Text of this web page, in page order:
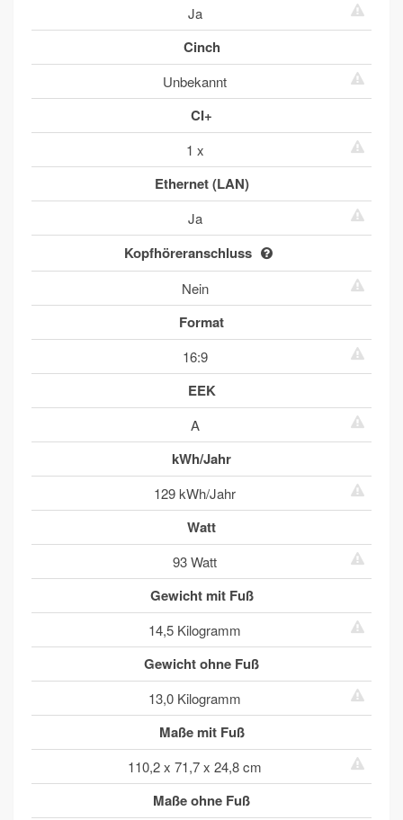
Ja
Cinch
Unbekannt
CI+
1 x
Ethernet (LAN)
Ja
Kopfhöreranschluss
Nein
Format
16:9
EEK
A
kWh/Jahr
129 kWh/Jahr
Watt
93 Watt
Gewicht mit Fuß
14,5 Kilogramm
Gewicht ohne Fuß
13,0 Kilogramm
Maße mit Fuß
110,2 x 71,7 x 24,8 cm
Maße ohne Fuß